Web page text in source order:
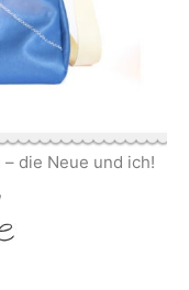
die Neue und ich!